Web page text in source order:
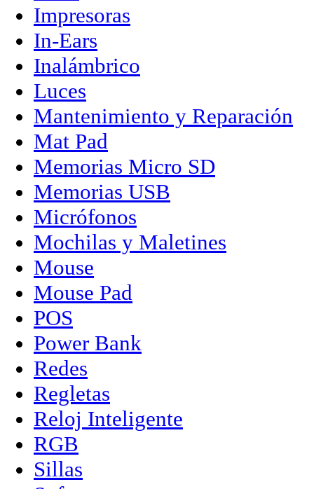
Impresoras
In-Ears
Inalámbrico
Luces
Mantenimiento y Reparación
Mat Pad
Memorias Micro SD
Memorias USB
Micrófonos
Mochilas y Maletines
Mouse
Mouse Pad
POS
Power Bank
Redes
Regletas
Reloj Inteligente
RGB
Sillas